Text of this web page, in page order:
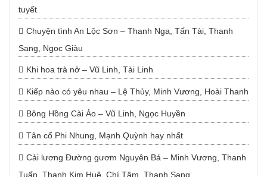
tuyết
Chuyện tình An Lộc Sơn – Thanh Nga, Tấn Tài, Thanh
Sang, Ngọc Giàu
Khi hoa trà nở – Vũ Linh, Tài Linh
Kiếp nào có yêu nhau – Lệ Thủy, Minh Vương, Hoài Thanh
Bông Hồng Cài Áo – Vũ Linh, Ngọc Huyền
Tân cổ Phi Nhung, Mạnh Quỳnh hay nhất
Cải lương Đường gươm Nguyên Bá – Minh Vương, Thanh
Tuấn, Thanh Kim Huệ, Chí Tâm, Thanh Sang